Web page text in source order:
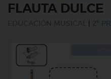
FLAUTA DULCE
2º